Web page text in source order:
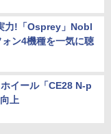
力!「Osprey」Nobl
ン4機種を一気に聴
イール「CE28 N-p
上